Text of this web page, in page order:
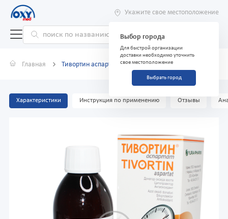
Укажите свое местоположение
Выбор города
Для быстрой организации
доставки необходимо уточнить
свое местоположение
Выбрать город
Главная Тивортин аспартат 200 мг/мл 200 мл
Характеристики Инструкция по применению Отзывы